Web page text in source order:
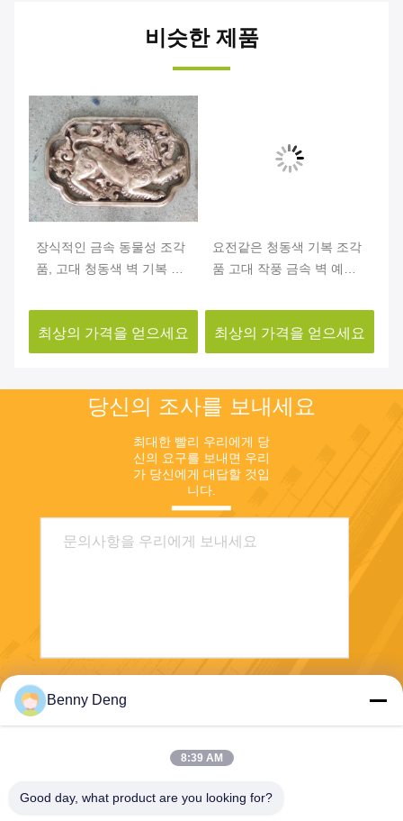
비슷한 제품
장식적인 금속 동물성 조각
품, 고대 청동색 벽 기복 조
최상의 가격을 얻으세요
요전같은 청동색 기복 조각
품 고대 작풍 금속 벽 예술
최상의 가격을 얻으세요
당신의 조사를 보내세요
최대한 빨리 우리에게 당
신의 요구를 보내면 우리
가 당신에게 대답할 것입
니다.
Benny Deng
8:39 AM
Good day, what product are you looking for?